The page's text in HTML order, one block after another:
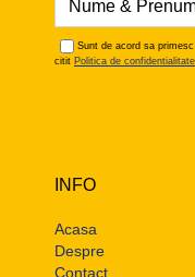
Sunt de acord sa
citit Politica de confidentialitate
INFO
Acasa
Despre
Contact